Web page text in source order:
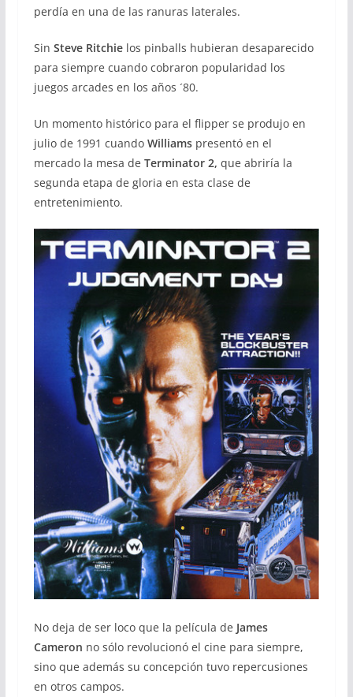
perdía en una de las ranuras laterales.
Sin Steve Ritchielos pinballs hubieran desaparecido
para siempre cuando cobraron popularidad los
juegos arcades en los años ´80.
Un momento histórico para el flipper se produjo en
julio de 1991 cuando Williamspresentó en el
mercado la mesa de Terminator 2, que abriría la
segunda etapa de gloria en esta clase de
entretenimiento.
No deja de ser loco que la película de James
Cameron no sólo revolucionó el cine para siempre,
sino que además su concepción tuvo repercusiones
en otros campos.